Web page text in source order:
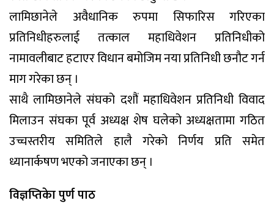
लामिछानेले अवैधानिक रुपमा सिफारिस गरिएका
प्रतिनिधीहरुलाई तत्काल महाधिवेशन प्रतिनिधीको
नामावलीबाट हटाएर विधान बमोजिम नया प्रतिनिधी छनौट गर्न
माग गरेका छन् ।
साथै लामिछानेले संघको दशौं महाधिवेशन प्रतिनिधी विवाद
मिलाउन संघका पूर्व अध्यक्ष शेष घलेको अध्यक्षतामा गठित
उच्चस्तरीय समितिले हालै गरेको निर्णय प्रति समेत
ध्यानार्कषण भएको जनाएका छन् ।
विज्ञप्तिकेा पुर्ण पाठ